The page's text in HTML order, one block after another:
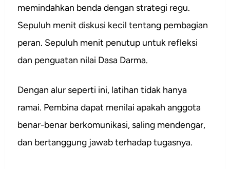
memindahkan benda dengan strategi regu.
Sepuluh menit diskusi kecil tentang pembagian
peran. Sepuluh menit penutup untuk refleksi
dan penguatan nilai Dasa Darma.
Dengan alur seperti ini, latihan tidak hanya
ramai. Pembina dapat menilai apakah anggota
benar-benar berkomunikasi, saling mendengar,
dan bertanggung jawab terhadap tugasnya.